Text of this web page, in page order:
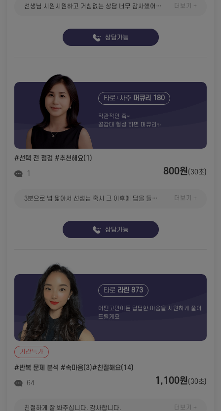
선생님 시원시원하고 거침없는 상담 너무 감사했어요 어느 정도 감이 오네요 그 사람이 제가 따로 보자는 말을 기다릴까요? 좋은 흐름 타면 그때 또 피드백 남기갰습니다 좋은하루 되세요~🍀🥰 더보기 +
상담가능
타로+사주 머큐리 180
직관적인 촉~
공감대 형성 하면 머큐리✨️
#선택 전 점검 #추천해요(1)
1 800원(30초)
3분으로 넘 짧아서 선생님 혹시 그 이후에 답을 들을수 있을까요?연애운 결혼운이요 ㅜㅜ 더보기 +
상담가능
타로 라린 873
어떤고민이든 답답한 마음을 시원하게 풀어
드릴게요
기간특가
#반복 문제 분석 #속마음(3)#친절해요(14)
64 1,100원(30초)
친절하게 잘 봐주십니다. 감사합니다. 더보기 +